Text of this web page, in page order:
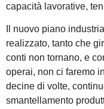
capacità lavorative,
Il nuovo piano
realizzato, tanto che
conti non tornano, e
operai, non ci faremo
decine di volte,
smantellamento